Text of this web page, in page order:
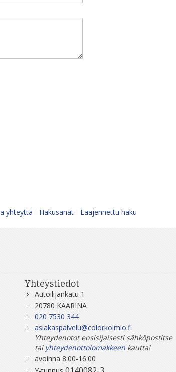
yhteyttä Hakusanat Laajennettu haku
Yhteystiedot
Autoilijankatu 1
20780 KAARINA
020 7530 344
asiakaspalvelu@colorkolmio.fi
Yhteydenotot ensisijaisesti sähköpostitse
tai yhteydenottolomakkeenkautta!
avoinna 8:00-16:00